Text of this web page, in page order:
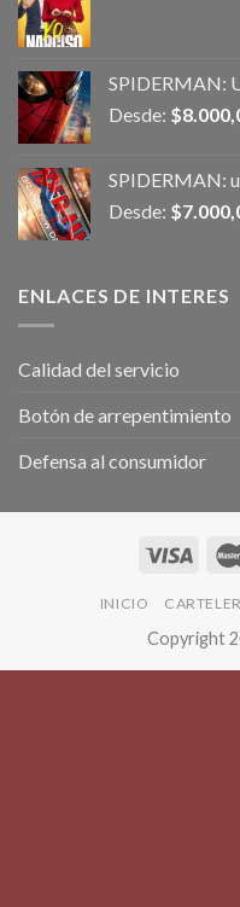
SPIDERMAN:
Desde: $
SPIDERMAN:
Desde: $
ENLACES DE INTERES
Calidad del servicio
Botón de arrepentimiento
Defensa al consumidor
INICIO
Copyright